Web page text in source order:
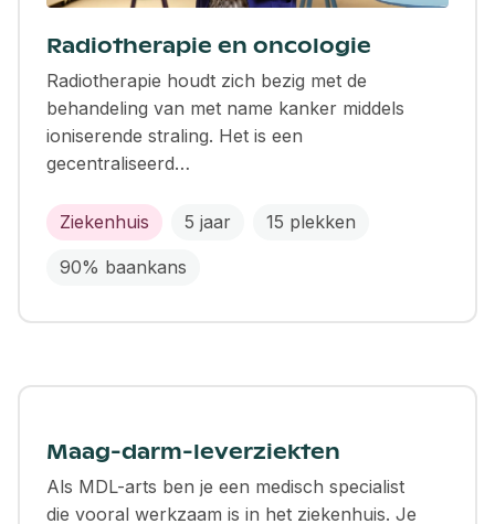
Radiotherapie en oncologie
Radiotherapie houdt zich bezig met de
behandeling van met name kanker middels
ioniserende straling. Het is een
gecentraliseerd…
Ziekenhuis 5 jaar 15 plekken
90% baankans
Maag-darm-leverziekten
Als MDL-arts ben je een medisch specialist
die vooral werkzaam is in het ziekenhuis. Je